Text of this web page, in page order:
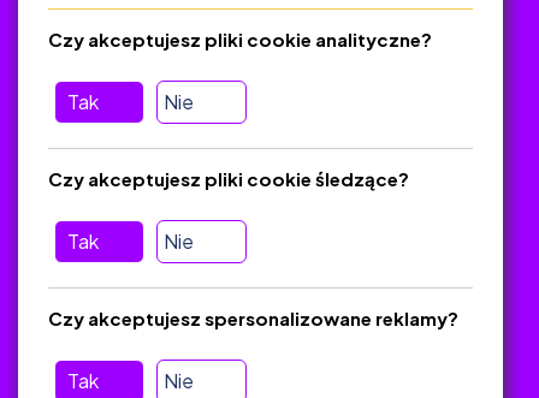
Regulamin
O platformie
Baza materiałów dydaktycznych
Jak zostać autorem
FAQ
wiadomość nie trafiła do folderu SPAM)
Tak Nie
Czy akceptujesz pliki cookie analityczne?
Tak Nie
Czy akceptujesz pliki cookie śledzące?
Tak Nie
Czy akceptujesz spersonalizowane reklamy?